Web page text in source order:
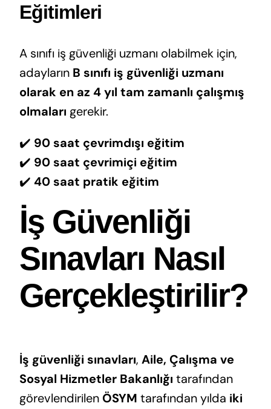
Eğitimleri
A sınıfı iş güvenliği uzmanı olabilmek için,
adayların B sınıfı iş güvenliği uzmanı
olarak en az 4 yıl tam zamanlı çalışmış
olmaları gerekir.
✔️ 90 saat çevrimdışı eğitim
✔️ 90 saat çevrimiçi eğitim
✔️ 40 saat pratik eğitim
İş Güvenliği
Sınavları Nasıl
Gerçekleştirilir?
İş güvenliği sınavları, Aile, Çalışma ve
Sosyal Hizmetler Bakanlığı tarafından
görevlendirilen ÖSYM tarafından yılda iki